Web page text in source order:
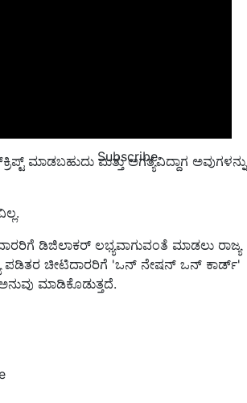
Subscribe
ಮಾಡಬಹುದು ಮತ್ತು ಅಗತ್ಯವಿದ್ದಾಗ ಅವುಗಳನ್ನು
ಡಿಜಿಲಾಕರ್ ಲಭ್ಯವಾಗುವಂತೆ ಮಾಡಲು ರಾಜ್ಯ
ಪಡಿತರ ಚೀಟಿದಾರರಿಗೆ 'ಒನ್ ನೇಷನ್ ಒನ್ ಕಾರ್ಡ್'
ಮಾಡಿಕೊಡುತ್ತದೆ.